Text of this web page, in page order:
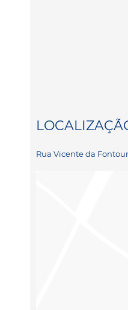
Rua Vicente da